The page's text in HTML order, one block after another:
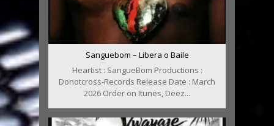
Sanguebom – Libera o Baile
Heartist : SangueBom Productions :
Donotcross-Records Release Date : March
2026 Order on Itunes, Deez...